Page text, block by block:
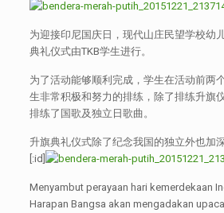
为迎接印尼国庆日，现代山庄民望学校幼
典礼仪式由TKB学生进行。
为了活动能够顺利完成，学生在活动前两
生非常积极和努力的排练，除了排练升旗
排练了国歌及独立日歌曲。
升旗典礼仪式除了纪念我国的独立外也加
[:id]
Menyambut perayaan hari kemerdekaan
Harapan Bangsa akan mengadakan